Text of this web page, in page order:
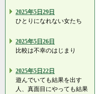
2025年5日29日
ひとりになれない女たち
2025年5日26日
比較は不幸のはじまり
2025年5日22日
遊んでいても結果を出す
人、真面目にやっても結果